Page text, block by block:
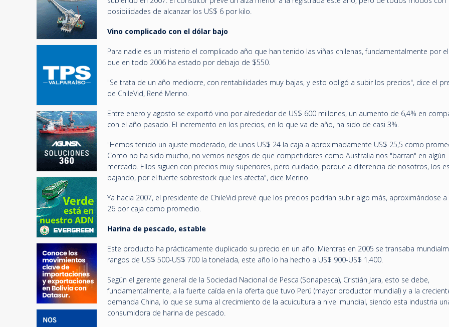
posibilidades de alcanzar los US$ 6 por kilo.
Vino complicado con el dólar bajo
Para nadie es un misterio el complicado año que han tenido las viñas chilenas, fundamentalmente por
que en todo 2006 ha estado por debajo de $550.
"Se trata de un año mediocre, con rentabilidades muy bajas, y esto obligó a subir los precios", dice el
de ChileVid, René Merino.
Entre enero y agosto se exportó vino por alrededor de US$ 600 millones, un aumento de 6,4% en
con el año pasado. El incremento en los precios, en lo que va de año, ha sido de casi 3%.
"Hemos tenido un ajuste moderado, de unos US$ 24 la caja a aproximadamente US$ 25,5 como
Como no ha sido mucho, no vemos riesgos de que competidores como Australia nos "barran" en algún
mercado. Ellos siguen con precios muy superiores, pero cuidado, porque a diferencia de nosotros, los
bajando, por el fuerte sobrestock que les afecta", dice Merino.
Ya hacia 2007, el presidente de ChileVid prevé que los precios podrían subir algo más, aproximándose a
26 por caja como promedio.
Harina de pescado, estable
Este producto ha prácticamente duplicado su precio en un año. Mientras en 2005 se transaba
rangos de US$ 500-US$ 700 la tonelada, este año lo ha hecho a US$ 900-US$ 1.400.
Según el gerente general de la Sociedad Nacional de Pesca (Sonapesca), Cristián Jara, esto se debe,
fundamentalmente, a la fuerte caída en la oferta que tuvo Perú (mayor productor mundial) y a la
demanda China, lo que se suma al crecimiento de la acuicultura a nivel mundial, siendo esta industria
consumidora de harina de pescado.